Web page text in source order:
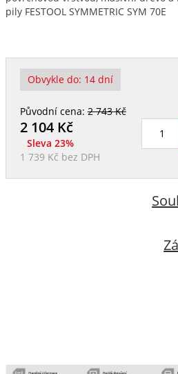
pily FESTOOL SYMMETRIC SYM 70E
Obvykle do: 14 dní
Původní cena:2 743 Kč
2 104Kč
Sleva 23%
1 739 Kč bez DPH